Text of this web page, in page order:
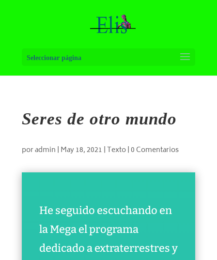
Seleccionar página
Seres de otro mundo
poradmin | May 18, 2021 |Texto|0 Comentarios
He seguido escuchando en
la Mega el programa
dedicado a extraterrestres y